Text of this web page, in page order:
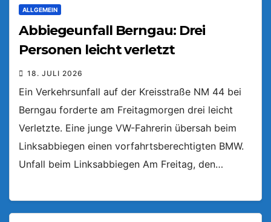
ALLGEMEIN
Abbiegeunfall Berngau: Drei
Personen leicht verletzt
18. JULI 2026
Ein Verkehrsunfall auf der Kreisstraße NM 44 bei
Berngau forderte am Freitagmorgen drei leicht
Verletzte. Eine junge VW-Fahrerin übersah beim
Linksabbiegen einen vorfahrtsberechtigten BMW.
Unfall beim Linksabbiegen Am Freitag, den…